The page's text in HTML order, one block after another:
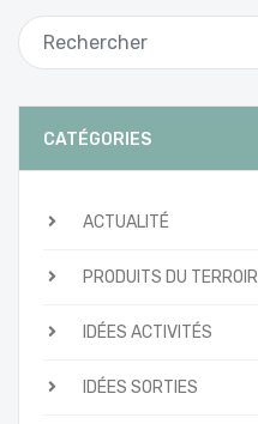
CATÉGORIES
ACTUALITÉ
PRODUITS DU TERROIR
IDÉES ACTIVITÉS
IDÉES SORTIES